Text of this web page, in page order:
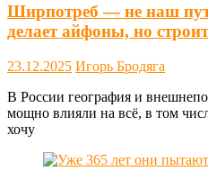
Ширпотреб — не наш
делает айфоны, но
23.12.2025 Игорь Бродяга
В России география и
мощно влияли на всё, в том
хочу